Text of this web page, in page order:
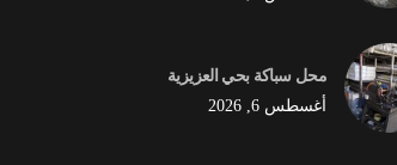
محل سباكة بحي العزيزية
أغسطس 6, 2026